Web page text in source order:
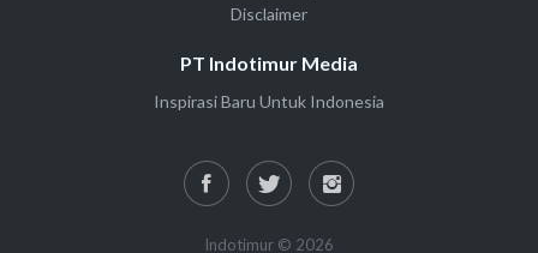
Disclaimer
PT Indotimur Media
Inspirasi Baru Untuk Indonesia
Indotimur © 2026